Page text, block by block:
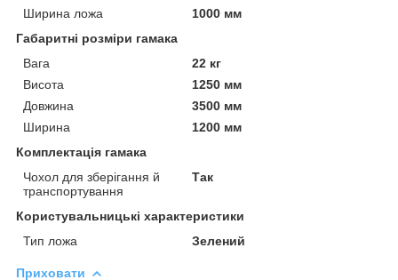
Ширина ложа
1000 мм
Габаритні розміри гамака
Вага
22 кг
Висота
1250 мм
Довжина
3500 мм
Ширина
1200 мм
Комплектація гамака
Чохол для зберігання й
транспортування
Так
Користувальницькі характеристики
Тип ложа
Зелений
Приховати